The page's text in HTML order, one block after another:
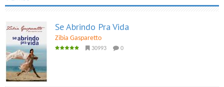
Se Abrindo Pra Vida
Zibia Gasparetto
30993 0